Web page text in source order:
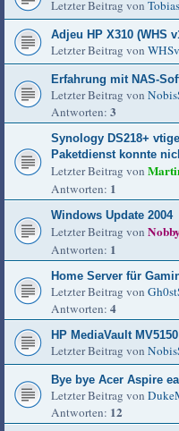
Letzter Beitrag von
Adjeu HP X310 (WHS
Letzter Beitrag von
Erfahrung mit NAS-
Letzter Beitrag von
Antworten: 3
Synology DS218+
Paketdienst konnte
Letzter Beitrag von
Antworten: 1
Windows Update 2004
Letzter Beitrag von
Antworten: 1
Home Server für
Letzter Beitrag von
Antworten: 4
HP MediaVault
Letzter Beitrag von
Bye bye Acer Aspire
Letzter Beitrag von
Antworten: 12